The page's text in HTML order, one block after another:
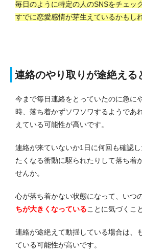
毎日のように特定の人のSNSをチェッ
すでに恋愛感情が芽生えているかもし
連絡のやり取りが途絶える
今まで毎日連絡をとっていたのに急に
時、落ち着かずソワソワするようであ
えている可能性が高いです。
連絡が来ていないか1日に何回も確認
たくなる衝動に駆られたりして落ち着
せんか。
心が落ち着かない状態になって、いつ
ちが大きくなっていることに気づくこ
連絡が途絶えて動揺している場合は、
ている可能性が高いです。